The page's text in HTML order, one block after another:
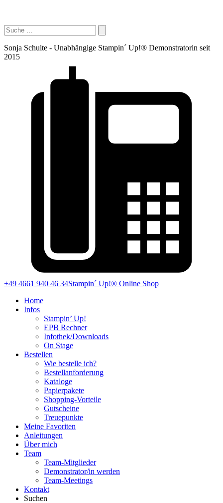
Sonja Schulte - Unabhängige Stampin´ Up!® Demonstratorin seit
2015
+49 4661 940 46 34Stampin´ Up!® Online Shop
Home
Infos
Stampin’ Up!
EPB Rechner
Infothek/Downloads
On Stage
Bestellen
Wie bestelle ich?
Bestellanforderung
Kataloge
Papierpakete
Shopping-Vorteile
Gutscheine
Treuepunkte
Meine Favoriten
Anleitungen
Über mich
Team
Team-Mitglieder
Demonstrator/in werden
Team-Meetings
Kontakt
Suchen